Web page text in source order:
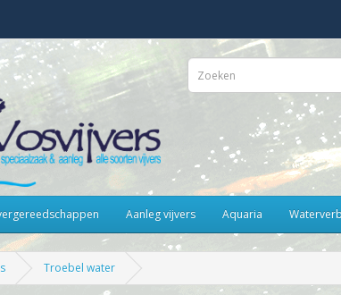
Aanleg vijvers Aquaria
Troebel water